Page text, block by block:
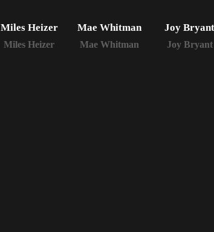
Joy Bryant
Joy Bryant
Mae Whitman
Mae Whitman
Miles Heizer
Miles Heizer